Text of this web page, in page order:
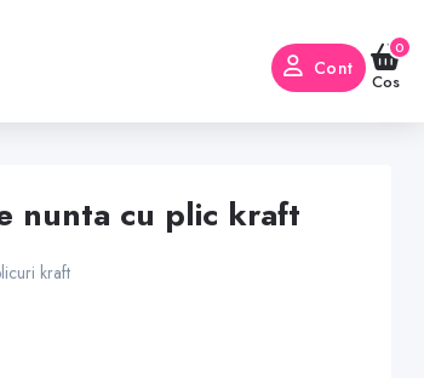
Cont
Cos
0
nunta cu plic kraft
kraft